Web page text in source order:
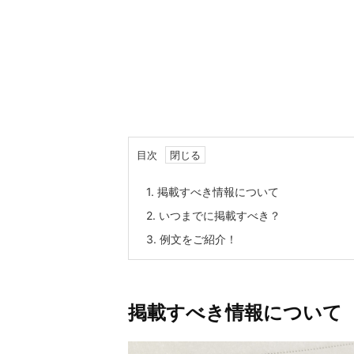
目次
1. 掲載すべき情報について
2. いつまでに掲載すべき？
3. 例文をご紹介！
掲載すべき情報について